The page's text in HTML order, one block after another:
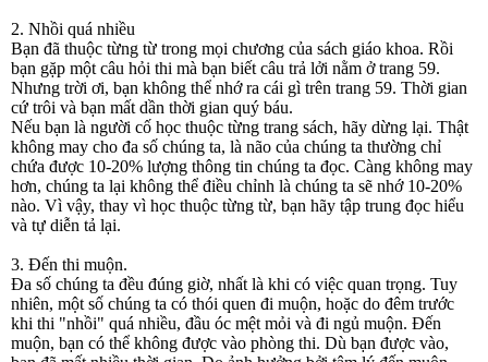
2. Nhồi quá nhiều
Bạn đã thuộc từng từ trong mọi chương của sách giáo khoa. Rồi
bạn gặp một câu hỏi thi mà bạn biết câu trả lởi nằm ở trang 59.
Nhưng trời ơi, bạn không thể nhớ ra cái gì trên trang 59. Thời gian
cứ trôi và bạn mất dần thời gian quý báu.
Nếu bạn là người cố học thuộc từng trang sách, hãy dừng lại. Thật
không may cho đa số chúng ta, là não của chúng ta thường chỉ
chứa được 10-20% lượng thông tin chúng ta đọc. Càng không may
hơn, chúng ta lại không thể điều chỉnh là chúng ta sẽ nhớ 10-20%
nào. Vì vậy, thay vì học thuộc từng từ, bạn hãy tập trung đọc hiểu
và tự diễn tả lại.
3. Đến thi muộn.
Đa số chúng ta đều đúng giờ, nhất là khi có việc quan trọng. Tuy
nhiên, một số chúng ta có thói quen đi muộn, hoặc do đêm trước
khi thi "nhồi" quá nhiều, đầu óc mệt mỏi và đi ngủ muộn. Đến
muộn, bạn có thể không được vào phòng thi. Dù bạn được vào,